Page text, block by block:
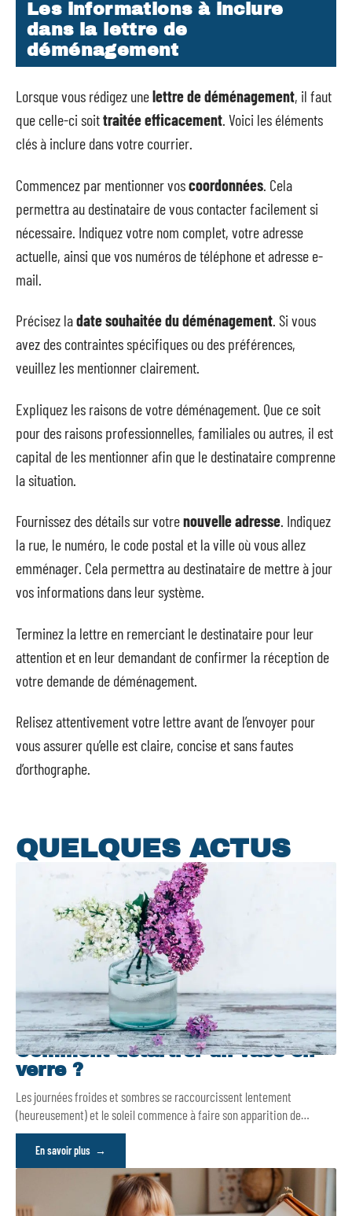
Les informations à inclure
dans la lettre de
déménagement
Lorsque vous rédigez unelettre de déménagement, il faut
que celle-ci soittraitée efficacement. Voici les éléments
clés à inclure dans votre courrier.
Commencez par mentionner voscoordonnées . Cela
permettra au destinataire de vous contacter facilement si
nécessaire. Indiquez votre nom complet, votre adresse
actuelle, ainsi que vos numéros de téléphone et adresse e-
mail.
Précisez ladate souhaitée du déménagement. Si vous
avez des contraintes spécifiques ou des préférences,
veuillez les mentionner clairement.
Expliquez les raisons de votre déménagement. Que ce soit
pour des raisons professionnelles, familiales ou autres, il est
capital de les mentionner afin que le destinataire comprenne
la situation.
Fournissez des détails sur votrenouvelle adresse. Indiquez
la rue, le numéro, le code postal et la ville où vous allez
emménager. Cela permettra au destinataire de mettre à jour
vos informations dans leur système.
Terminez la lettre en remerciant le destinataire pour leur
attention et en leur demandant de confirmer la réception de
votre demande de déménagement.
Relisez attentivement votre lettre avant de l’envoyer pour
vous assurer qu’elle est claire, concise et sans fautes
d’orthographe.
QUELQUES ACTUS
Comment détartrer un vase en
verre ?
Les journées froides et sombres se raccourcissent lentement
(heureusement) et le soleil commence à faire son apparition de…
En savoir plus